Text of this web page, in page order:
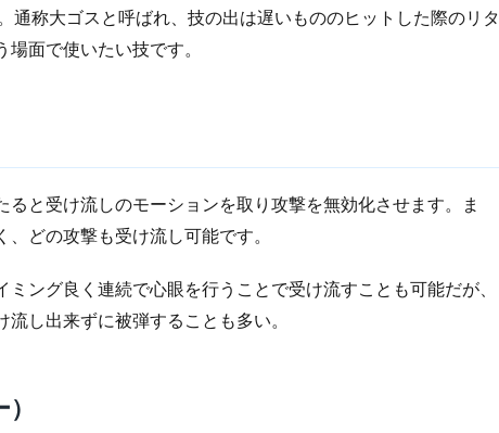
通称大ゴスと呼ばれ、技の出は遅いもののヒットした際のリタ
面で使いたい技です。
ると受け流しのモーションを取り攻撃を無効化させます。ま
どの攻撃も受け流し可能です。
ング良く連続で心眼を行うことで受け流すことも可能だが、
し出来ずに被弾することも多い。